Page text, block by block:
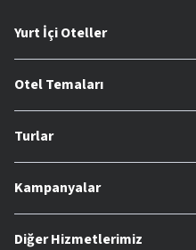
Yurt İçi Oteller
Otel Temaları
Turlar
Kampanyalar
Diğer Hizmetlerimiz